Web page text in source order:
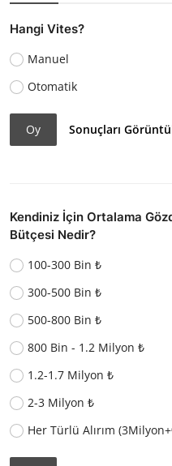
Hangi Vites?
Manuel
Otomatik
Oy Sonuçları
Kendiniz İçin Ortalama
Bütçesi Nedir?
100-300 Bin ₺
300-500 Bin ₺
500-800 Bin ₺
800 Bin - 1.2 Milyon ₺
1.2-1.7 Milyon ₺
2-3 Milyon ₺
Her Türlü Alırım